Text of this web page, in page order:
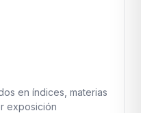
en índices, materias
exposición